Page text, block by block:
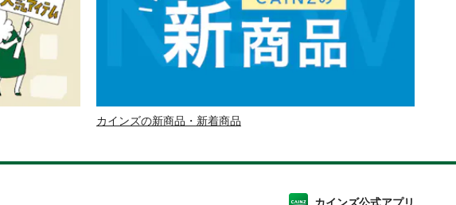
カインズの新商品・新着商品